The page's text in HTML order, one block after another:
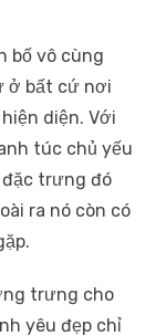
bố vô cùng
ở bất cứ nơi
diện. Với
túc chủ yếu
trưng đó
ra nó còn có
trưng cho
yêu đẹp chỉ